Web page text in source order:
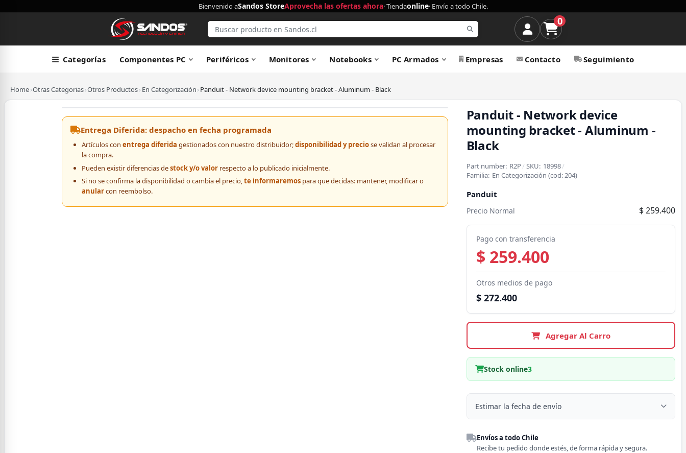
Bienvenido aSandos StoreAprovecha las ofertas ahora· Tiendaonline· Envío a todo Chile.
0
Categorías Componentes PC Periféricos Monitores Notebooks PC Armados Empresas Contacto Seguimiento
Home›Otras Categorias›Otros Productos›En Categorización›Panduit - Network device mounting bracket - Aluminum - Black
Entrega Diferida: despacho en fecha programada
Artículos con entrega diferida gestionados con nuestro distribuidor;disponibilidad y preciose validan al procesar
la compra.
Pueden existir diferencias destock y/o valorrespecto a lo publicado inicialmente.
Si no se confirma la disponibilidad o cambia el precio,te informaremospara que decidas: mantener, modificar o
anularcon reembolso.
Panduit - Network device
mounting bracket - Aluminum -
Black
Part number: R2P/SKU: 18998/
Familia: En Categorización (cod:204)
Panduit
Precio Normal $ 259.400
Pago con transferencia
$ 259.400
Otros medios de pago
$ 272.400
Agregar Al Carro
Stock online3
Estimar la fecha de envío
Región
Envíos a todo Chile
Recibe tu pedido donde estés, de forma rápida y segura.